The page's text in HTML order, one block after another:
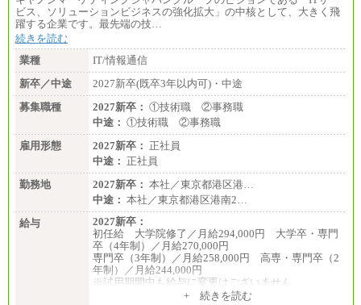
ビス、ソリューションビジネスの強化拡大」の中核として、大きく飛
躍する企業です。最先端の技…
続きを読む
業種
IT/情報通信
新卒／中途
2027新卒(既卒3年以内可)・中途
募集職種
2027新卒： ①技術職 ②事務職
中途： ①技術職 ②事務職
雇用形態
2027新卒： 正社員
中途： 正社員
勤務地
2027新卒： 本社／東京都港区港…
中途： 本社／東京都港区港南2…
給与
2027新卒：
初任給 大学院修了／月給294,000円 大学卒・専門
卒（4年制）／月給270,000円
専門卒（3年制）／月給258,000円 高専・専門卒（2
年制）／月給244,000円
※試用期間中も給与に変更はございません
+ 続きを読む